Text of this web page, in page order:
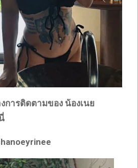
การติดตามของ น้องเนย